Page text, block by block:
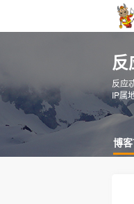
反应
IP属
博